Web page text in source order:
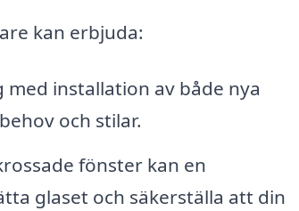
kan erbjuda:
med installation av både nya
och stilar.
fönster kan en
glaset och säkerställa att din